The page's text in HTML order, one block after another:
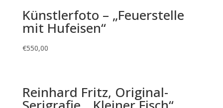
Künstlerfoto – „Feuerstelle
mit Hufeisen“
€550,00
Reinhard Fritz, Original-